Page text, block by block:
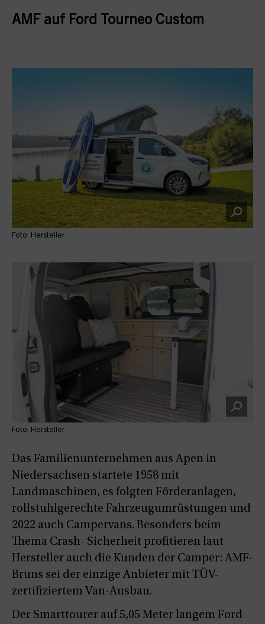
AMF auf Ford Tourneo Custom
Foto: Hersteller
Das Familienunternehmen aus Apen in
Niedersachsen startete 1958 mit
Landmaschinen, es folgten Förderanlagen,
rollstuhlgerechte Fahrzeugumrüstungen und
2022 auch Campervans. Besonders beim
Thema Crash- Sicherheit profitieren laut
Hersteller auch die Kunden der Camper: AMF-
Bruns sei der einzige Anbieter mit TÜV-
zertifiziertem Van-Ausbau.
Der Smarttourer auf 5,05 Meter langem Ford
Foto: Hersteller